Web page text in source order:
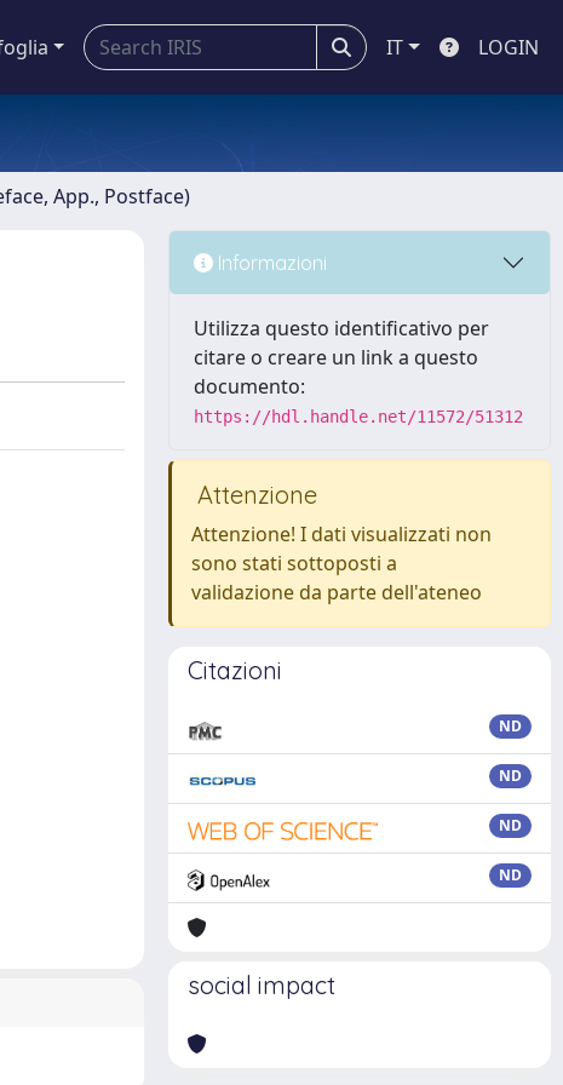
IT LOGIN
App., Postface)
Informazioni
Utilizza questo identificativo per
citare o creare un link a questo
documento:
https://hdl.handle.net/11572/51312
Attenzione
Attenzione! I dati visualizzati non
sono stati sottoposti a
validazione da parte dell'ateneo
Citazioni
ND
ND
ND
ND
social impact